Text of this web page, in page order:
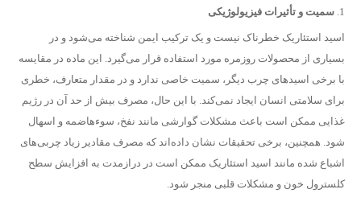
سمیت و تأثیرات فیزیولوژیکی
اسید استئاریک خطرناک نیست و یک ترکیب ایمن شناخته می‌شود و در
بسیاری از محصولات روزمره مورد استفاده قرار می‌گیرد. این ماده در مقایسه
با برخی اسیدهای چرب دیگر، سمیت خاصی ندارد و در مقدار متعارف، خطری
برای سلامتی انسان ایجاد نمی‌کند. با این حال، مصرف بیش از حد آن در رژیم
غذایی ممکن است باعث مشکلات گوارشی مانند نفخ، سوءهاضمه و اسهال
شود. همچنین، برخی تحقیقات نشان داده‌اند که مصرف مقادیر زیاد چربی‌های
اشباع شده مانند اسید استئاریک ممکن است در درازمدت به افزایش سطح
کلسترول خون و مشکلات قلبی منجر شود.